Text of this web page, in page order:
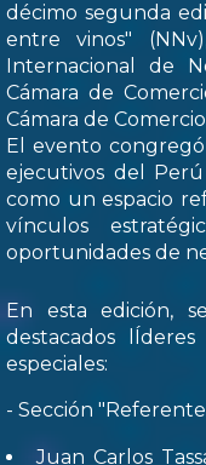
décimo segunda
entre vinos"
Internacional de
Cámara de
Cámara de
El evento
ejecutivos del
como un espacio
vínculos
oportunidades de
En esta edición,
destacados
especiales:
- Sección
Juan Carlos